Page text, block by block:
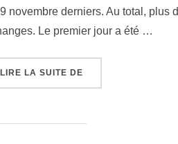
novembre derniers. Au total, plus
Le premier jour a été …
LIRE LA SUITE DE